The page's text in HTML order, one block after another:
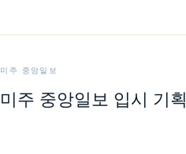
미주 중앙일보
미주 중앙일보 입시 기획